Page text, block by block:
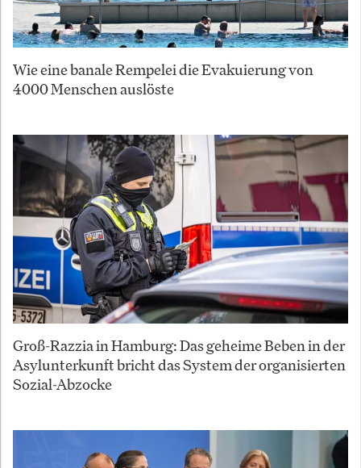
Wie eine banale Rempelei die Evakuierung von
4000 Menschen auslöste
Groß-Razzia in Hamburg: Das geheime Beben in der
Asylunterkunft bricht das System der organisierten
Sozial-Abzocke